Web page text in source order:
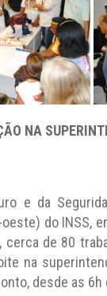
NA
e da
do INSS,
cerca de 80
na
desde as